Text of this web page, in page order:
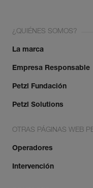
¿QUIÉNES SOMOS?
La marca
Empresa Responsable
Petzl Fundación
Petzl Solutions
OTRAS PÁGINAS WEB
Operadores
Intervención